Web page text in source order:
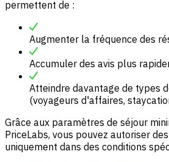
permettent de :
Augmenter la fréquence des
Accumuler des avis plus
Atteindre davantage de types
(voyageurs d'affaires,
Grâce aux paramètres de séjour
PriceLabs, vous pouvez autoriser
uniquement dans des conditions